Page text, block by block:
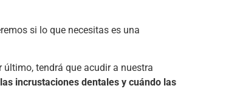
si lo que necesitas es una
tendrá que acudir a nuestra
incrustaciones dentales y cuándo las